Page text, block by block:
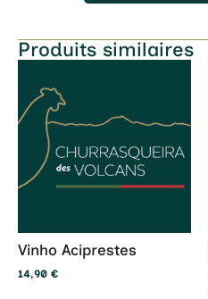
Produits similaires
Vinho Aciprestes
14,90 €